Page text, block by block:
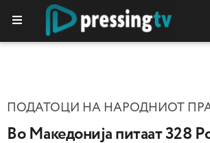
ПОДАТОЦИ НА НАРОДНИОТ
Во Македонија питаат 328